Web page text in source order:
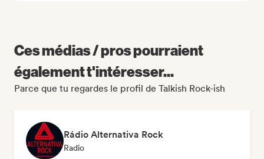
Ces médias / pros pourraient
également t'intéresser...
Parce que tu regardes le profil de Talkish Rock-ish
Rádio Alternativa Rock
Radio